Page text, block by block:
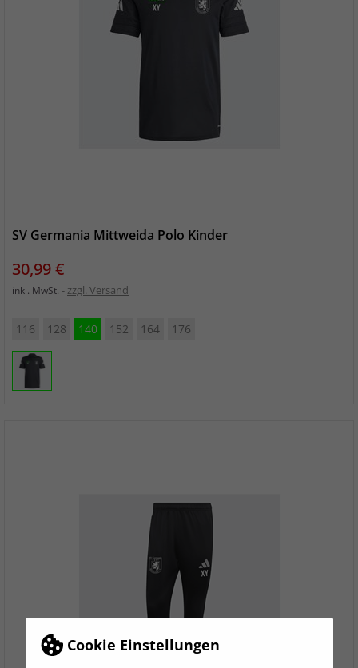
Cookie Einstellungen
SV Germania Mittweida Polo Kinder
Preis
30,99 €
inkl. MwSt. zzgl. Versand
116 128 140 152 164 176